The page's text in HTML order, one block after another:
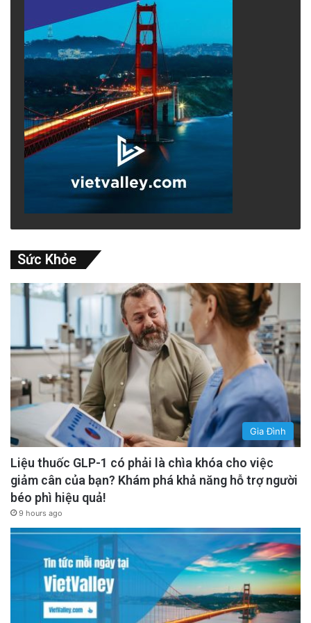
8.62%. Từ khía cạnh rủi ro, dù hiệu quả, các
yếu tố này có thể dẫn đến nợ xấu nếu không
kiểm soát – SBV đã điều chỉnh mục tiêu tín
dụng xuống 15% vào cuối năm để tránh bong
bóng. So sánh với các nước khác, Việt Nam
giống Trung Quốc ở việc dùng hạ tầng để
chống suy thoái, nhưng khác ở chỗ đa dạng
hóa thị trường xuất khẩu (tăng sang EU và
ASEAN) giúp giảm phụ thuộc vào Mỹ.
Từ đầu năm, SBV đặt mục tiêu tín dụng
khoảng 16%, nhưng thực tế tăng nhanh nhờ
Đến quý I-II, tín dụng tăng khoảng 13-14%, với
bất động sản bắt đầu “tăng tốc” nhờ thị trường
phục hồi sau các luật liên quan (Luật Đất Đai,
Luật Nhà Ở, Luật Kinh Doanh Bất Động Sản)
có hiệu lực từ năm trước, giúp tháo gỡ pháp lý
dự án.
advertisement
Sức Khỏe
Gia Đình
Liệu thuốc GLP-1 có phải là chìa khóa cho việc
giảm cân của bạn? Khám phá khả năng hỗ trợ người
béo phì hiệu quả!
9 hours ago